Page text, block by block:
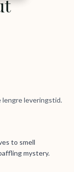
lengre leveringstid.
to smell
mystery.